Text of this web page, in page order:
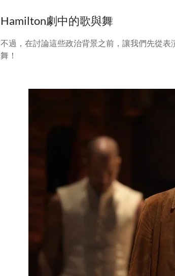
Hamilton劇中的歌與舞
不過，在討論這些政治背景之前，讓我們先從
舞！